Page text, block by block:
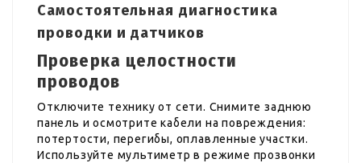
Самостоятельная диагностика
проводки и датчиков
Проверка целостности
проводов
Отключите технику от сети. Снимите заднюю
панель и осмотрите кабели на повреждения:
потертости, перегибы, оплавленные участки.
Используйте мультиметр в режиме прозвонки